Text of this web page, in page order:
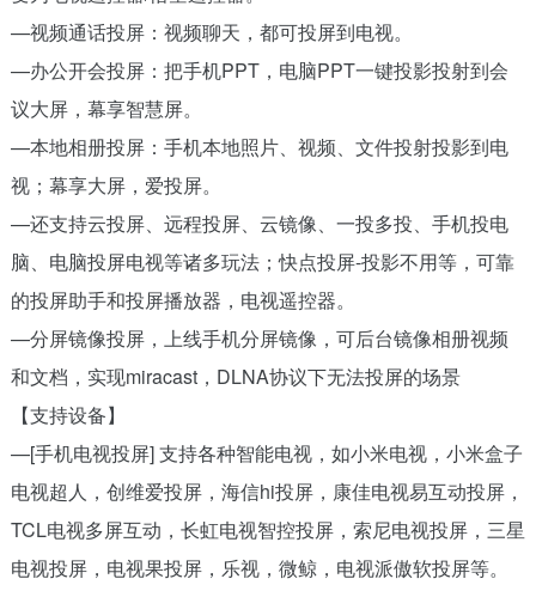
—视频通话投屏：视频聊天，都可投屏到电视。
—办公开会投屏：把手机PPT，电脑PPT一键投影投射到会
议大屏，幕享智慧屏。
—本地相册投屏：手机本地照片、视频、文件投射投影到电
视；幕享大屏，爱投屏。
—还支持云投屏、远程投屏、云镜像、一投多投、手机投电
脑、电脑投屏电视等诸多玩法；快点投屏-投影不用等，可靠
的投屏助手和投屏播放器，电视遥控器。
—分屏镜像投屏，上线手机分屏镜像，可后台镜像相册视频
和文档，实现miracast，DLNA协议下无法投屏的场景
【支持设备】
—[手机电视投屏] 支持各种智能电视，如小米电视，小米盒子
电视超人，创维爱投屏，海信hi投屏，康佳电视易互动投屏，
TCL电视多屏互动，长虹电视智控投屏，索尼电视投屏，三星
电视投屏，电视果投屏，乐视，微鲸，电视派傲软投屏等。